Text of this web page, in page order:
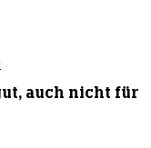
auch nicht für